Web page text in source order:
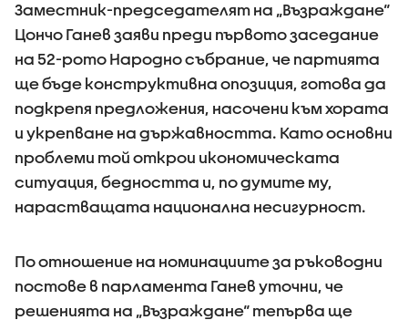
Заместник-председателят на „Възраждане“
Цончо Ганев заяви преди първото заседание
на 52-рото Народно събрание, че партията
ще бъде конструктивна опозиция, готова да
подкрепя предложения, насочени към хората
и укрепване на държавността. Като основни
проблеми той открои икономическата
ситуация, бедността и, по думите му,
нарастващата национална несигурност.
По отношение на номинациите за ръководни
постове в парламента Ганев уточни, че
решенията на „Възраждане“ тепърва ще